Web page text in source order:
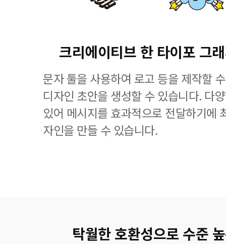
크리에이티브 한 타이포 그
문자 툴을 사용하여 로고 등을 제작할
디자인 초안을 생성할 수 있습니다. 다
있어 메시지를 효과적으로 전달하기에
자인을 만들 수 있습니다.
탁월한 호환성으로 수준